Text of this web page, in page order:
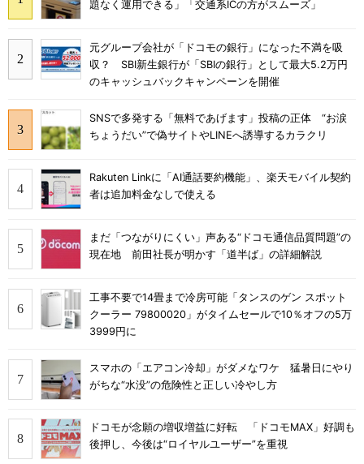
題なく運用できる」「交通系ICの方がスムーズ」
元グループ会社が「ドコモの銀行」になった不満を吸
収？ SBI新生銀行が「SBIの銀行」として最大5.2万円
のキャッシュバックキャンペーンを開催
SNSで多発する「無料であげます」投稿の正体 “お涙
ちょうだい”で偽サイトやLINEへ誘導するカラクリ
Rakuten Linkに「AI通話要約機能」、楽天モバイル契約
者は追加料金なしで使える
まだ「つながりにくい」声ある“ドコモ通信品質問題”の
現在地 前田社長が明かす「道半ば」の詳細解説
工事不要で14畳まで冷房可能「タンスのゲン スポット
クーラー 79800020」がタイムセールで10％オフの5万
3999円に
スマホの「エアコン冷却」がダメなワケ 猛暑日にやり
がちな“水没”の危険性と正しい冷やし方
ドコモが念願の増収増益に好転 「ドコモMAX」好調も
後押し、今後は“ロイヤルユーザー”を重視